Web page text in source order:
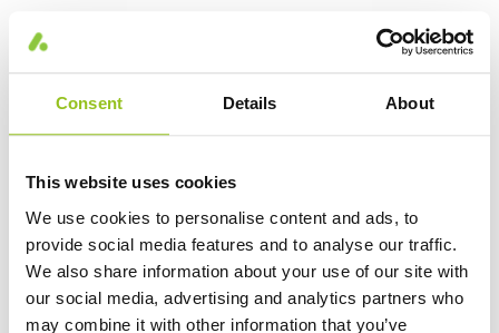
Consent Details About
This website uses cookies
We use cookies to personalise content and ads, to
provide social media features and to analyse our traffic.
We also share information about your use of our site with
our social media, advertising and analytics partners who
may combine it with other information that you’ve
Alekza
16 Varianter
Alekza er en robust, støv- og fuktsikker IP66-armatur for tøffe